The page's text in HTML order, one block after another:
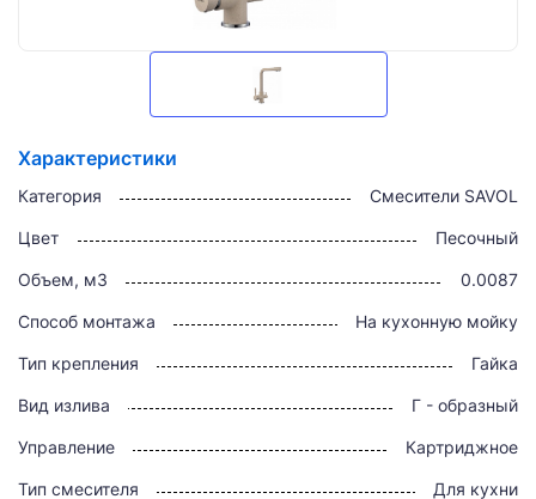
Характеристики
Категория Смесители SAVOL
Цвет Песочный
Объем, м3 0.0087
Способ монтажа На кухонную мойку
Тип крепления Гайка
Вид излива Г - образный
Управление Картриджное
Тип смесителя Для кухни